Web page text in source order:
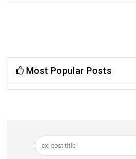
Most Popular Posts